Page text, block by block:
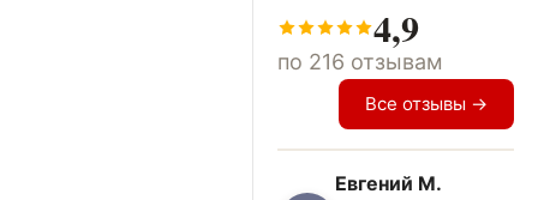
4,9
по 216 отзывам
Все отзывы →
Евгений М.